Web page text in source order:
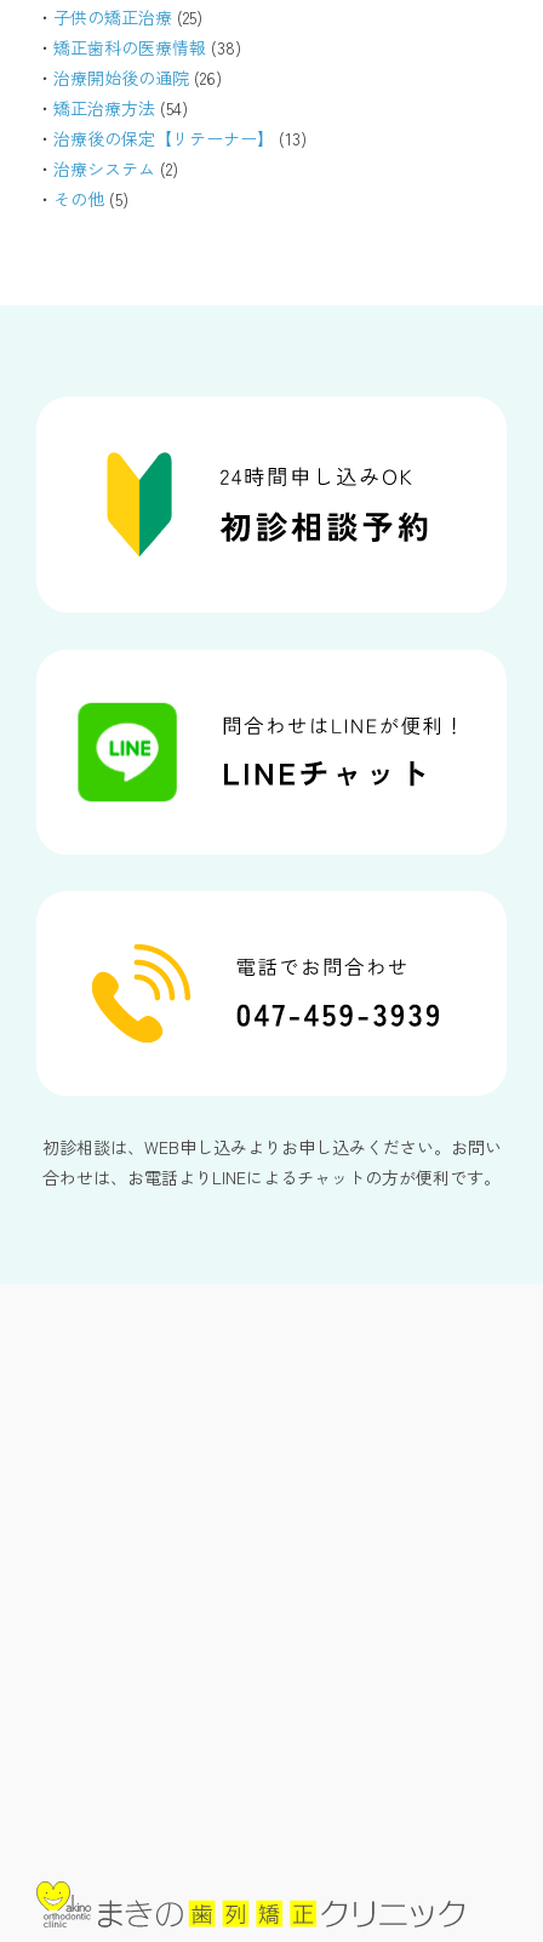
子供の矯正治療 (25)
矯正歯科の医療情報 (38)
治療開始後の通院 (26)
矯正治療方法 (54)
治療後の保定【リテーナー】
(13)
治療システム (2)
その他 (5)
初診相談は、WEB申し込みよりお申し込みください。お問い
合わせは、お電話よりLINEによるチャットの方が便利です。